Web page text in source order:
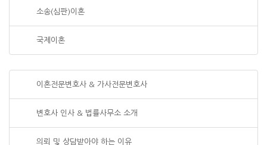
소송(심판)이혼
국제이혼
이혼전문변호사 & 가사전문변호사
변호사 인사 & 법률사무소 소개
의뢰 및 상담받아야 하는 이유